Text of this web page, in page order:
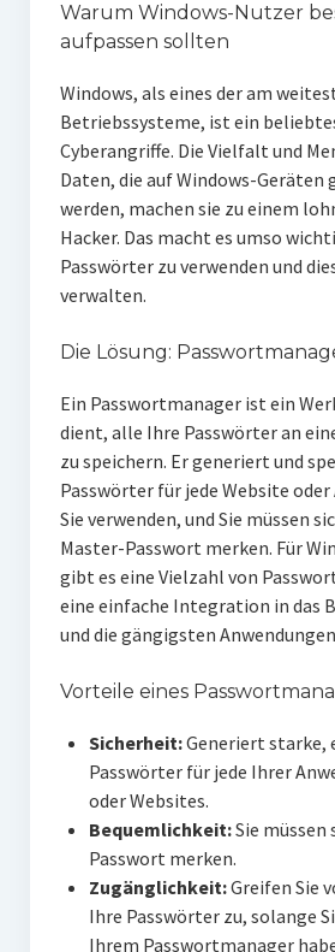
Warum Windows-Nutzer
aufpassen sollten
Windows, als eines der am
Betriebssysteme, ist ein
Cyberangriffe. Die Vielfalt und
Daten, die auf Windows-Geräten
werden, machen sie zu einem
Hacker. Das macht es umso
Passwörter zu verwenden und
verwalten.
Die Lösung:
Ein Passwortmanager ist ein
dient, alle Ihre Passwörter an
zu speichern. Er generiert und
Passwörter für jede Website oder
Sie verwenden, und Sie müssen
Master-Passwort merken. Für
gibt es eine Vielzahl von
eine einfache Integration in das
und die gängigsten
Vorteile eines
Sicherheit:Generiert starke,
Passwörter für jede Ihrer
oder Websites.
Bequemlichkeit:Sie müssen
Passwort merken.
Zugänglichkeit:Greifen Sie
Ihre Passwörter zu, solange
Ihrem Passwortmanager